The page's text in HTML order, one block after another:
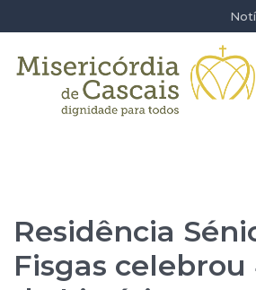
Residência
Fisgas celebrou